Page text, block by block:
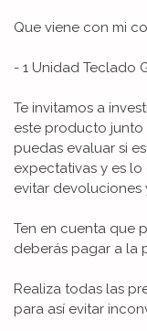
Que viene con mi
- 1 Unidad Teclado
Te invitamos a
este producto
puedas evaluar si
expectativas y es
evitar devoluciones
Ten en cuenta que
deberás pagar a la
Realiza todas las
para así evitar